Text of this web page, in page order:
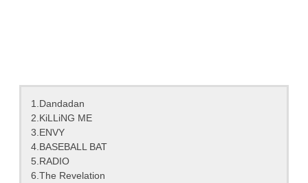
1.Dandadan
2.KiLLiNG ME
3.ENVY
4.BASEBALL BAT
5.RADIO
6.The Revelation